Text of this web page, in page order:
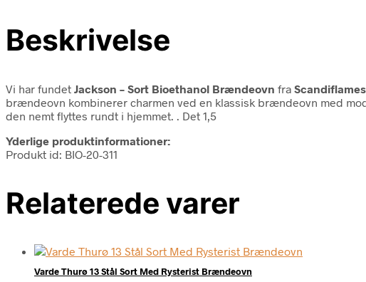
Beskrivelse
Vi har fundet Jackson – Sort Bioethanol Brændeovn fra Scandiflames
brændeovn kombinerer charmen ved en klassisk brændeovn med
den nemt flyttes rundt i hjemmet. . Det 1,5
Yderlige produktinformationer:
Produkt id: BIO-20-311
Relaterede varer
Varde Thurø 13 Stål Sort Med Rysterist Brændeovn